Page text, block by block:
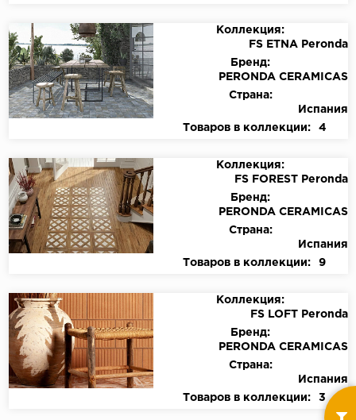
Коллекция:
FS ETNA Peronda
Бренд:
PERONDA CERAMICAS
Страна:
Испания
Товаров в коллекции:
4
Коллекция:
FS FOREST Peronda
Бренд:
PERONDA CERAMICAS
Страна:
Испания
Товаров в коллекции:
9
Коллекция:
FS LOFT Peronda
Бренд:
PERONDA CERAMICAS
Страна:
Испания
Товаров в коллекции:
3